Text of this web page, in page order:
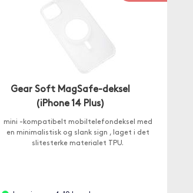
Gear Soft MagSafe-deksel
(iPhone 14 Plus)
mini -kompatibelt mobiltelefondeksel med
en minimalistisk og slank sign , laget i det
slitesterke materialet TPU.